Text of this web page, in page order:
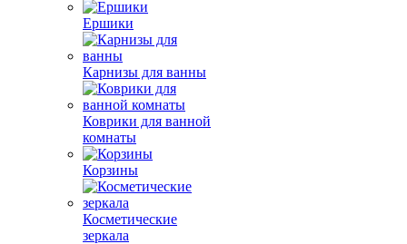
Ершики
Карнизы для ванны
Коврики для ванной
комнаты
Корзины
Косметические
зеркала